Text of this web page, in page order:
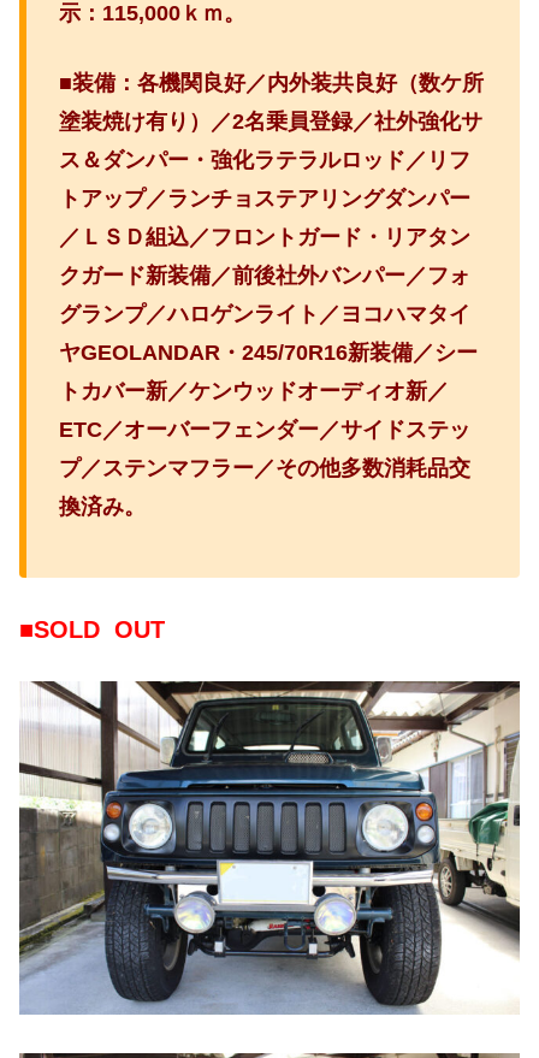
示：115,000ｋｍ。
■装備：各機関良好／内外装共良好（数ケ所
塗装焼け有り）／2名乗員登録／社外強化サ
ス＆ダンパー・強化ラテラルロッド／ リフ
トアップ／ランチョステアリングダンパー
／ＬＳＤ組込／フロントガード・リアタン
クガード新装備／前後社外バンパー／フォ
グランプ／ハロゲンライト／ヨコハマタイ
ヤGEOLANDAR・245/70R16新装備／シー
トカバー新／ケンウッドオーディオ新／
ETC／オーバーフェンダー／サイドステッ
プ／ステンマフラー／その他多数消耗品交
換済み。
■SOLD OUT